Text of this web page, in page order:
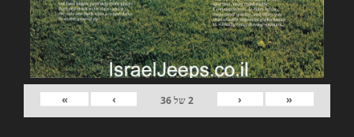
«
‹
2של36
›
»